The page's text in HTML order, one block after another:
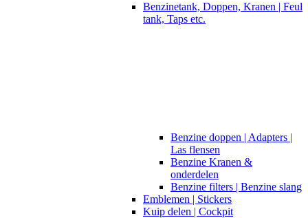
Benzinetank, Doppen, Kranen | Feul
tank, Taps etc.
Benzine doppen | Adapters |
Las flensen
Benzine Kranen &
onderdelen
Benzine filters | Benzine slang
Emblemen | Stickers
Kuip delen | Cockpit